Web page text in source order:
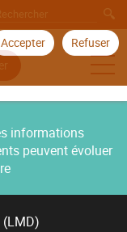
Accepter Refuser
informations
peuvent évoluer
(LMD)